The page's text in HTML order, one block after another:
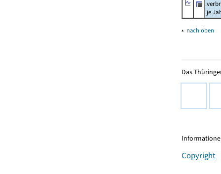
je
▴ nach oben
Das
Copyright